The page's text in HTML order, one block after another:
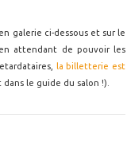
galerie ci-dessous et sur le
en attendant de pouvoir les
la billetterie est
le guide du salon !).